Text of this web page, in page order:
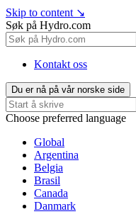
Skip to content ↘
Søk på Hydro.com
Kontakt oss
Du er nå på vår norske side
Choose preferred language
Global
Argentina
Belgia
Brasil
Canada
Danmark